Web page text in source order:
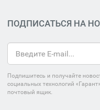
ПОДПИСАТЬСЯ НА
Подпишитесь и получайте
социальных технологий
почтовый ящик.